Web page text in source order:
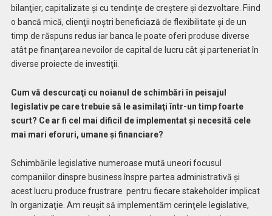
bilanţier, capitalizate şi cu tendinţe de creştere şi dezvoltare. Fiind
o bancă mică, clienţii noştri beneficiază de flexibilitate şi de un
timp de răspuns redus iar banca le poate oferi produse diverse
atât pe finanţarea nevoilor de capital de lucru cât şi parteneriat în
diverse proiecte de investiţii.
Cum vă descurcaţi cu noianul de schimbări în peisajul
legislativ pe care trebuie să le asimilaţi într-un timp foarte
scurt? Ce ar fi cel mai dificil de implementat şi necesită cele
mai mari eforuri, umane şi financiare?
Schimbările legislative numeroase mută uneori focusul
companiilor dinspre business înspre partea administrativă şi
acest lucru produce frustrare pentru fiecare stakeholder implicat
în organizaţie. Am reuşit să implementăm cerinţele legislative,